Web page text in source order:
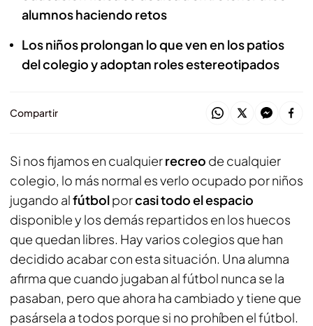
alumnos haciendo retos
Los niños prolongan lo que ven en los patios
del colegio y adoptan roles estereotipados
Compartir
Si nos fijamos en cualquierrecreo de cualquier
colegio, lo más normal es verlo ocupado por niños
jugando alfútbolporcasi todo el espacio
disponible y los demás repartidos en los huecos
que quedan libres. Hay varios colegios que han
decidido acabar con esta situación. Una alumna
afirma que cuando jugaban al fútbol nunca se la
pasaban, pero que ahora ha cambiado y tiene que
pasársela a todos porque si no prohíben el fútbol.